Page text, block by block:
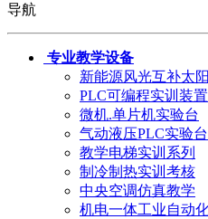
导航
专业教学设备
新能源风光互补太
PLC可编程实训装置
微机.单片机实验台
气动液压PLC实验台
教学电梯实训系列
制冷制热实训考核
中央空调仿真教学
机电一体工业自动